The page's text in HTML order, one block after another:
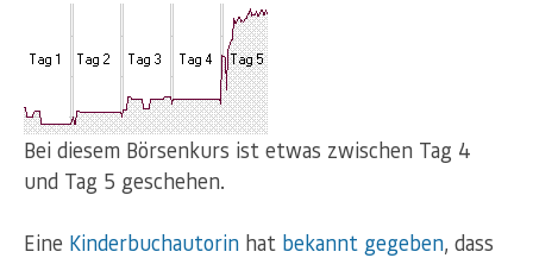
Bei diesem Börsenkurs ist etwas zwischen Tag 4
und Tag 5 geschehen.
Eine Kinderbuchautorin hat bekannt gegeben, dass